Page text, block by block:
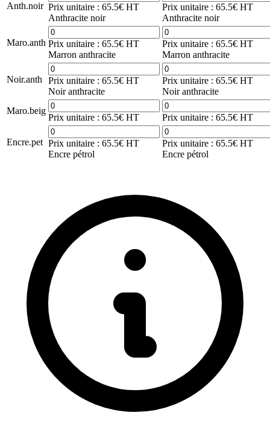
Anth.noir Prix unitaire : 65.5€ HT
Anthracite noir
Prix unitaire : 65.5€ HT
Anthracite noir
Maro.anth Prix unitaire : 65.5€ HT
Marron anthracite
Prix unitaire : 65.5€ HT
Marron anthracite
Noir.anth
Prix unitaire : 65.5€ HT
Noir anthracite
Prix unitaire : 65.5€ HT
Noir anthracite
Maro.beig
Prix unitaire : 65.5€ HT Prix unitaire : 65.5€ HT
Encre.pet Prix unitaire : 65.5€ HT
Encre pétrol
Prix unitaire : 65.5€ HT
Encre pétrol